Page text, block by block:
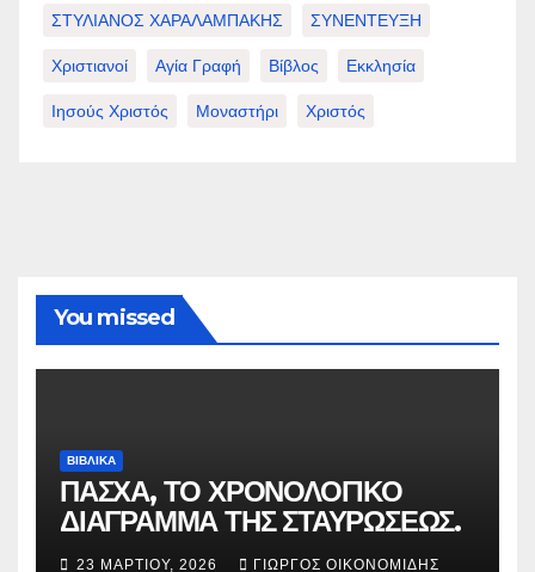
ΣΤΥΛΙΑΝΟΣ ΧΑΡΑΛΑΜΠΑΚΗΣ ΣΥΝΕΝΤΕΥΞΗ
Χριστιανοί Αγία Γραφή Βίβλος Εκκλησία
Ιησούς Χριστός Μοναστήρι Χριστός
You missed
ΒΙΒΛΙΚΑ
ΠΑΣΧΑ, ΤΟ ΧΡΟΝΟΛΟΓΙΚΟ
ΔΙΑΓΡΑΜΜΑ ΤΗΣ ΣΤΑΥΡΩΣΕΩΣ.
23 ΜΑΡΤΊΟΥ, 2026 ΓΙΏΡΓΟΣ ΟΙΚΟΝΟΜΊΔΗΣ